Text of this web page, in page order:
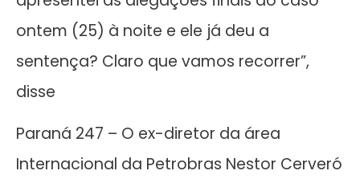
ontem (25) à noite e ele já deu a
sentença? Claro que vamos recorrer”,
disse
Paraná 247 – O ex-diretor da área
Internacional da Petrobras Nestor Cerveró